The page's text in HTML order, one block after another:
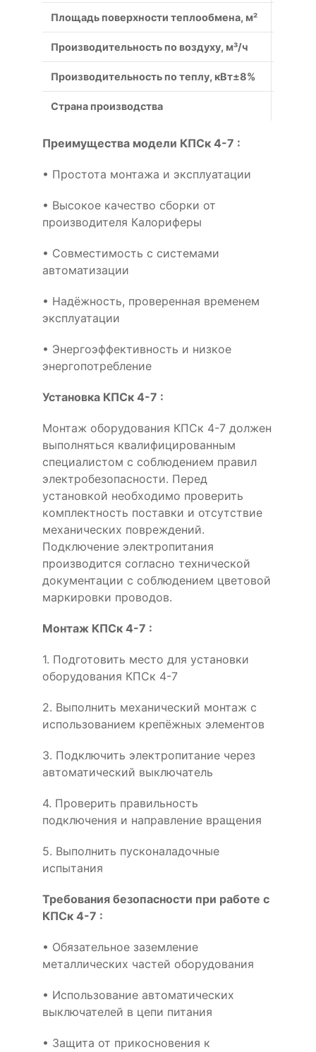
Площадь поверхности теплообмена, м²
Производительность по воздуху, м³/ч
Производительность по теплу, кВт±8%
Страна производства
Преимущества модели КПСк 4-7 :
• Простота монтажа и эксплуатации
• Высокое качество сборки от
производителя Калориферы
• Совместимость с системами
автоматизации
• Надёжность, проверенная временем
эксплуатации
• Энергоэффективность и низкое
энергопотребление
Установка КПСк 4-7 :
Монтаж оборудования КПСк 4-7 должен
выполняться квалифицированным
специалистом с соблюдением правил
электробезопасности. Перед
установкой необходимо проверить
комплектность поставки и отсутствие
механических повреждений.
Подключение электропитания
производится согласно технической
документации с соблюдением цветовой
маркировки проводов.
Монтаж КПСк 4-7 :
1. Подготовить место для установки
оборудования КПСк 4-7
2. Выполнить механический монтаж с
использованием крепёжных элементов
3. Подключить электропитание через
автоматический выключатель
4. Проверить правильность
подключения и направление вращения
5. Выполнить пусконаладочные
испытания
Требования безопасности при работе с
КПСк 4-7 :
• Обязательное заземление
металлических частей оборудования
• Использование автоматических
выключателей в цепи питания
• Защита от прикосновения к